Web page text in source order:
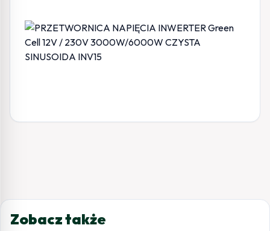
Zobacz także